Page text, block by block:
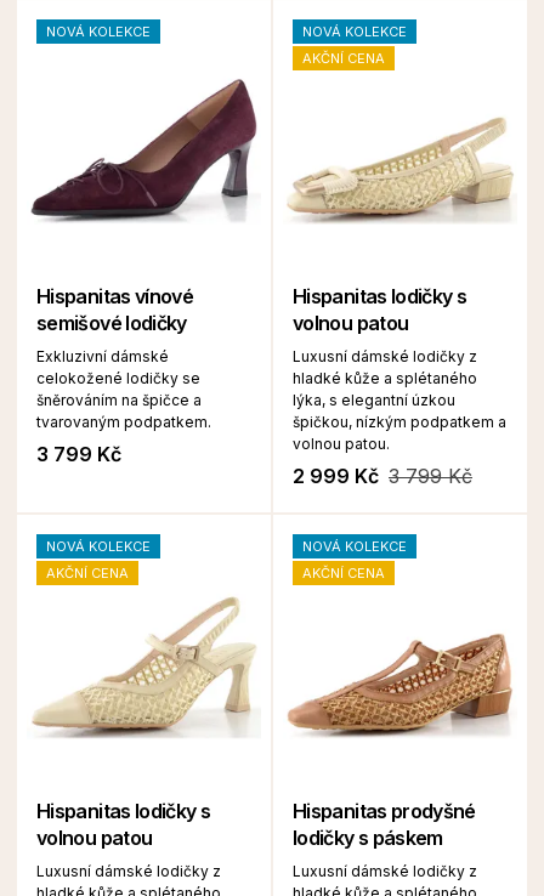
NOVÁ KOLEKCE
Hispanitas vínové
semišové lodičky
Exkluzivní dámské
celokožené lodičky se
šněrováním na špičce a
tvarovaným podpatkem.
3 799 Kč
NOVÁ KOLEKCE
AKČNÍ CENA
Hispanitas lodičky s
volnou patou
Luxusní dámské lodičky z
hladké kůže a splétaného
lýka, s elegantní úzkou
špičkou, nízkým podpatkem a
volnou patou.
2 999 Kč 3 799 Kč
NOVÁ KOLEKCE
AKČNÍ CENA
Hispanitas lodičky s
volnou patou
Luxusní dámské lodičky z
NOVÁ KOLEKCE
AKČNÍ CENA
Hispanitas prodyšné
lodičky s páskem
Luxusní dámské lodičky z